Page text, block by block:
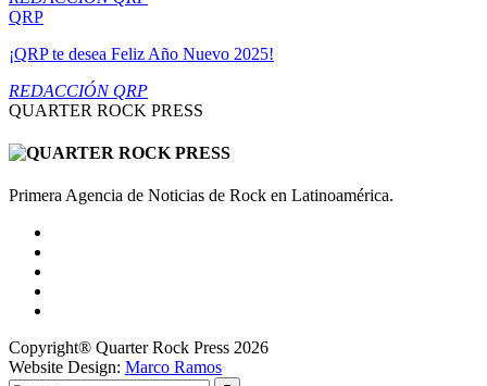
QRP
¡QRP te desea Feliz Año Nuevo 2025!
REDACCIÓN QRP
QUARTER ROCK PRESS
Primera Agencia de Noticias de Rock en Latinoamérica.
Copyright® Quarter Rock Press 2026
Website Design: Marco Ramos